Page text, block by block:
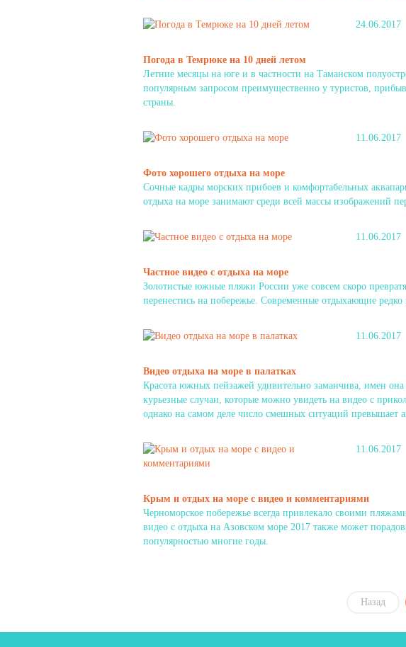
24.06.2017
Погода в Темрюке на 10 дней летом
Летние месяцы на юге и в частности на Таманском
популярным запросом преимущественно у туристов,
страны.
11.06.2017
Фото хорошего отдыха на море
Сочные кадры морских прибоев и комфортабельных
отдыха на море занимают среди всей массы изображений
11.06.2017
Частное видео с отдыха на море
Золотистые южные пляжи России уже совсем скоро
перенестись на побережье. Современные отдыхающие
11.06.2017
Видео отдыха на море в палатках
Красота южных пейзажей удивительно заманчива, имен
курьезные случаи, которые можно увидеть на видео с
однако на самом деле число смешных ситуаций превышает
11.06.2017
Крым и отдых на море с видео и комментариями
Черноморское побережье всегда привлекало своими
видео с отдыха на Азовском море 2017 также может
популярностью многие годы.
Назад